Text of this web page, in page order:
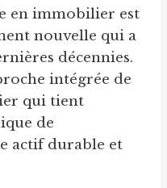
en immobilier est
nouvelle qui a
décennies.
intégrée de
qui tient
de
actif durable et